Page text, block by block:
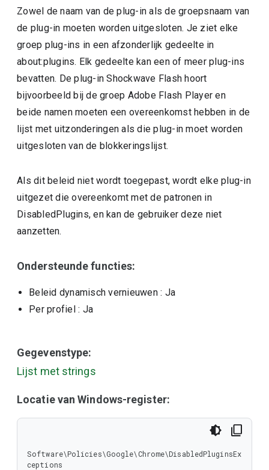
Zowel de naam van de plug-in als de groepsnaam van
de plug-in moeten worden uitgesloten. Je ziet elke
groep plug-ins in een afzonderlijk gedeelte in
about:plugins. Elk gedeelte kan een of meer plug-ins
bevatten. De plug-in Shockwave Flash hoort
bijvoorbeeld bij de groep Adobe Flash Player en
beide namen moeten een overeenkomst hebben in de
lijst met uitzonderingen als die plug-in moet worden
uitgesloten van de blokkeringslijst.
Als dit beleid niet wordt toegepast, wordt elke plug-in
uitgezet die overeenkomt met de patronen in
DisabledPlugins, en kan de gebruiker deze niet
aanzetten.
Ondersteunde functies:
Beleid dynamisch vernieuwen : Ja
Per profiel : Ja
Gegevenstype:
Lijst met strings
Locatie van Windows-register:
Software\Policies\Google\Chrome\DisabledPluginsEx
ceptions